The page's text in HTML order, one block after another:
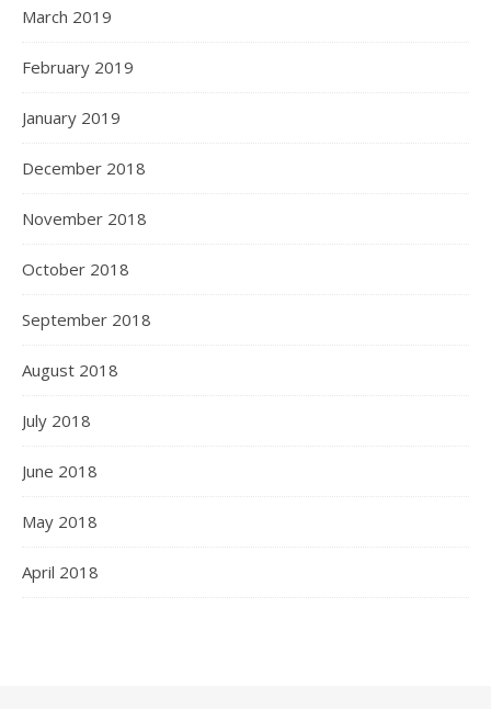
March 2019
February 2019
January 2019
December 2018
November 2018
October 2018
September 2018
August 2018
July 2018
June 2018
May 2018
April 2018